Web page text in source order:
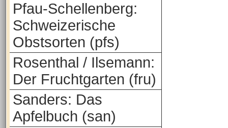
Pfau-Schellenberg:
Schweizerische
Obstsorten (pfs)
Rosenthal / Ilsemann:
Der Fruchtgarten (fru)
Sanders: Das
Apfelbuch (san)